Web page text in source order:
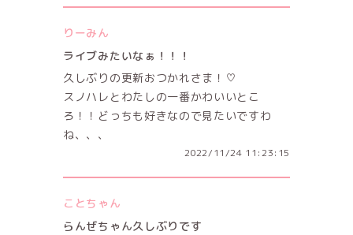
りーみん
ライブみたいなぁ！！！
久しぶりの更新おつかれさま！♡
スノハレとわたしの一番かわいいとこ
ろ！！どっちも好きなので見たいですわ
ね、、、
2022/11/24 11:23:15
ことちゃん
らんぜちゃん久しぶりです